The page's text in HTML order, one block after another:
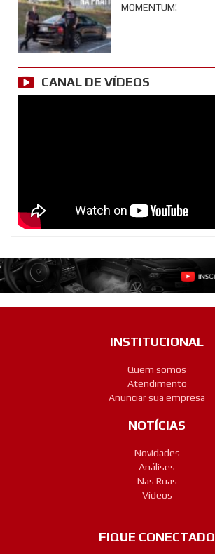
MOMENTUM!
CANAL DE VÍDEOS
INSTITUCIONAL
Quem somos
Atendimento
Anunciar sua empresa
NOTÍCIAS
Novidades
Análises
Nas Ruas
Vídeos
FIQUE CONECTADO